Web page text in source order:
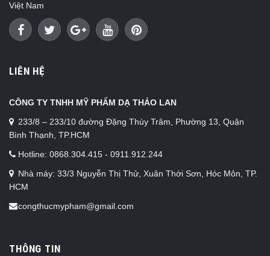
Việt Nam
LIÊN HỆ
CÔNG TY TNHH MỸ PHẨM DẠ THẢO LAN
233/8 – 233/10 đường Đặng Thùy Trâm, Phường 13, Quận
Bình Thạnh, TP.HCM
Hotline: 0868.304.415 - 0911.912.244
Nhà máy: 33/3 Nguyễn Thị Thử, Xuân Thới Sơn, Hóc Môn, TP.
HCM
congthucmypham@gmail.com
THÔNG TIN